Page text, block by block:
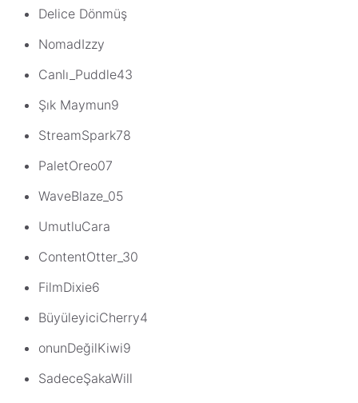
Delice Dönmüş
NomadIzzy
Canlı_Puddle43
Şık Maymun9
StreamSpark78
PaletOreo07
WaveBlaze_05
UmutluCara
ContentOtter_30
FilmDixie6
BüyüleyiciCherry4
onunDeğilKiwi9
SadeceŞakaWill